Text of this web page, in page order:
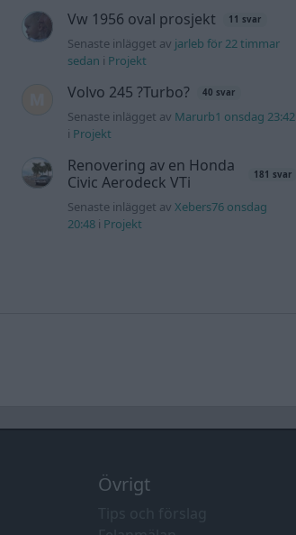
Vw 1956 oval prosjekt 11 svar
Senaste inlägget av jarleb för 22 timmar
sedan i Projekt
Volvo 245 ?Turbo? 40 svar
Senaste inlägget av Marurb1 onsdag 23:42
i Projekt
Renovering av en Honda
Civic Aerodeck VTi
181 svar
Senaste inlägget av Xebers76 onsdag
20:48i Projekt
Övrigt